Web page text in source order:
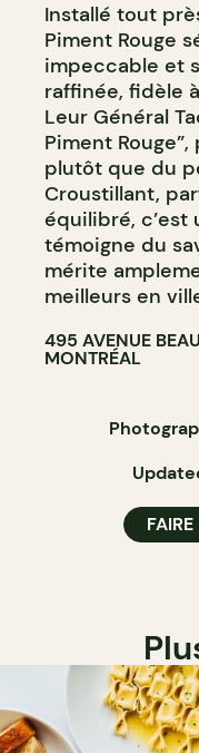
Installé tout
Piment Rouge
impeccable et
raffinée, fidèle
Leur Général
Piment
plutôt que du
Croustillant,
équilibré, c’est
témoigne du
mérite
meilleurs en
495 AVENUE
MONTRÉAL